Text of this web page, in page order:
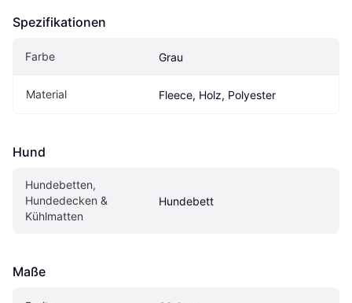
Spezifikationen
Farbe Grau
Material Fleece, Holz, Polyester
Hund
Hundebetten,
Hundedecken &
Kühlmatten
Hundebett
Maße